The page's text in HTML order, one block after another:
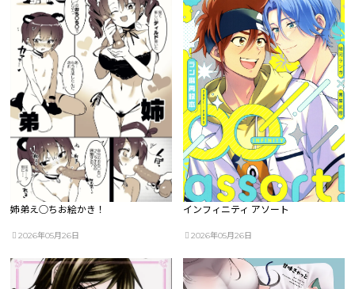
姉弟え○ちお絵かき！
2026年05月26日
インフィニティ アソート
2026年05月26日